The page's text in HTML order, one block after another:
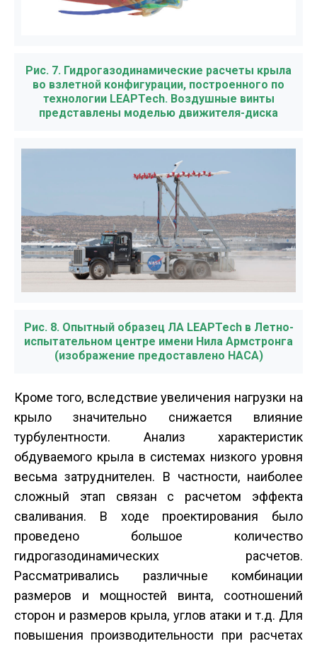
Рис. 7. Гидрогазодинамические расчеты крыла
во взлетной конфигурации, построенного по
технологии LEAPTech. Воздушные винты
представлены моделью движителя-диска
Рис. 8. Опытный образец ЛА LEAPTech в Летно-
испытательном центре имени Нила Армстронга
(изображение предоставлено НАСА)
Кроме того, вследствие увеличения нагрузки на
крыло значительно снижается влияние
турбулентности. Анализ характеристик
обдуваемого крыла в системах низкого уровня
весьма затруднителен. В частности, наиболее
сложный этап связан с расчетом эффекта
сваливания. В ходе проектирования было
проведено большое количество
гидрогазодинамических расчетов.
Рассматривались различные комбинации
размеров и мощностей винта, соотношений
сторон и размеров крыла, углов атаки и т.д. Для
повышения производительности при расчетах